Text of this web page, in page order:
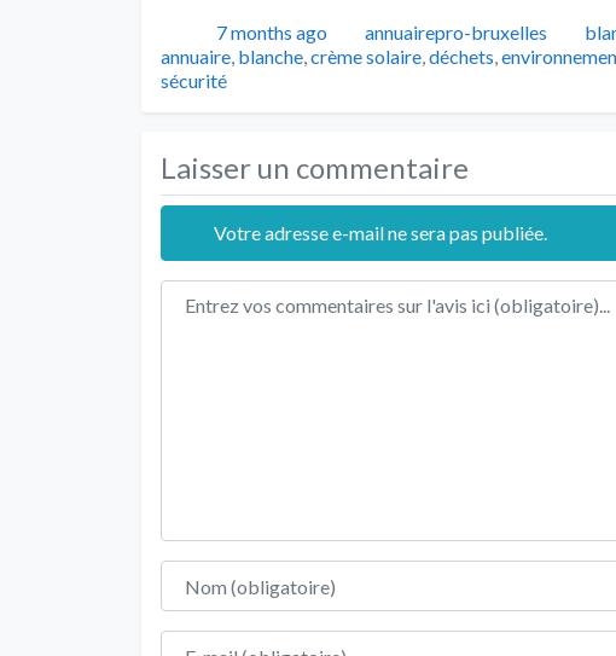
Publié7 months ago Auteur
annuairepro-bruxelles
annuaire, blanche,crème solaire,déchets,
sécurité
Laisser un commentaire
Votre adresse e-mail ne sera pas publiée.
Texte de l'avis
Nom
E-mail